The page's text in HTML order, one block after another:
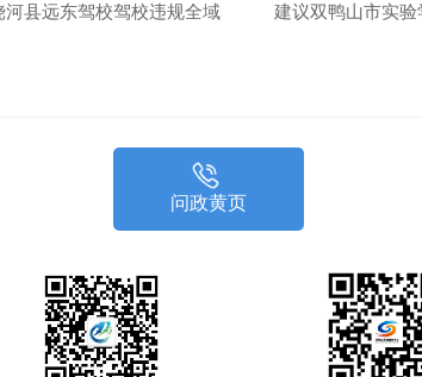
河县远东驾校驾校违规全域强制寄存手机建议双鸭山市实
问政黄页